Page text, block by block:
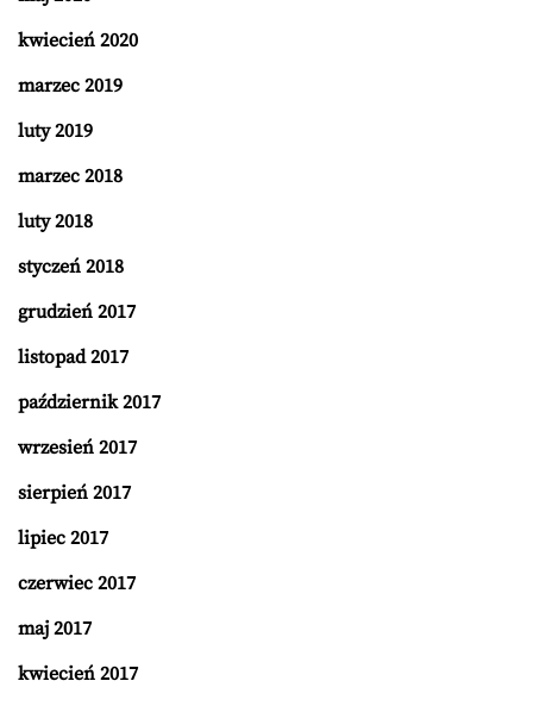
kwiecień 2020
marzec 2019
luty 2019
marzec 2018
luty 2018
styczeń 2018
grudzień 2017
listopad 2017
październik 2017
wrzesień 2017
sierpień 2017
lipiec 2017
czerwiec 2017
maj 2017
kwiecień 2017